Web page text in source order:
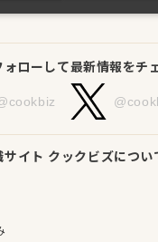
ローして最新情報をチ
イト クックビズについ